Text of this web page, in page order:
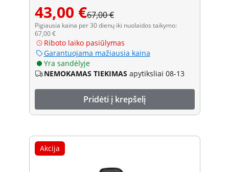
43,00 €67,00 €
Pigiausia kaina per 30 dienų iki nuolaidos taikymo:
67,00 €
Riboto laiko pasiūlymas
Garantuojama mažiausia kaina
Yra sandėlyje
NEMOKAMAS TIEKIMAS apytiksliai 08-13
Pridėti į krepšelį
Akcija